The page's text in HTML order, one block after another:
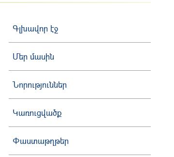
Գլխավոր էջ
Մեր մասին
Նորություններ
Կառուցվածք
Փաստաթղթեր